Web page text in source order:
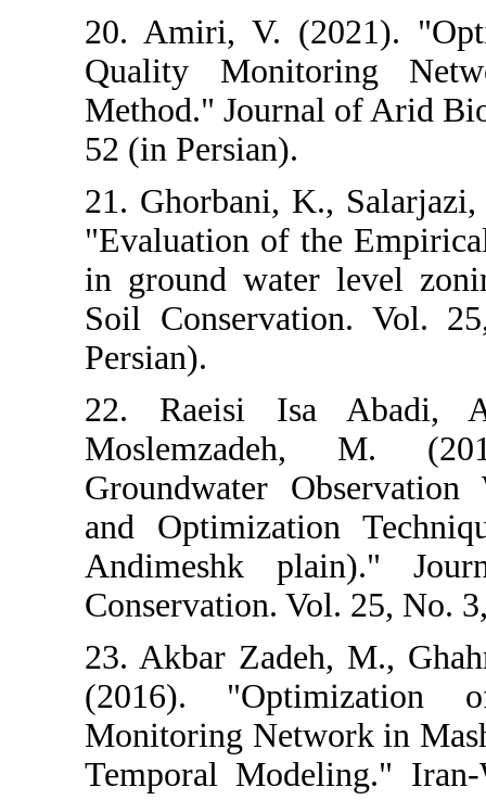
20. Amiri, V.
Quality
Method."
52 (in Persian).
21. Ghorbani,
"Evaluation of
in ground
Soil
22. Raeisi
Groundwater
and
Andimeshk
Conservation.
23. Akbar
(2016).
Monitoring
Temporal